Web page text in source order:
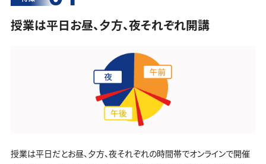
授業は平日お昼、夕方、夜それぞれ開講
授業は平日だとお昼、夕方、夜それぞれの時間帯でオンラインで開催